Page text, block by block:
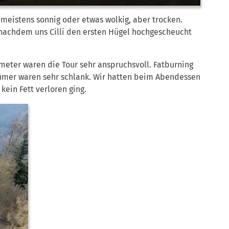
sonnig oder etwas wolkig, aber trocken.
uns Cilli den ersten Hügel hochgescheucht
waren die Tour sehr anspruchsvoll. Fatburning
waren sehr schlank. Wir hatten beim Abendessen
Fett verloren ging.